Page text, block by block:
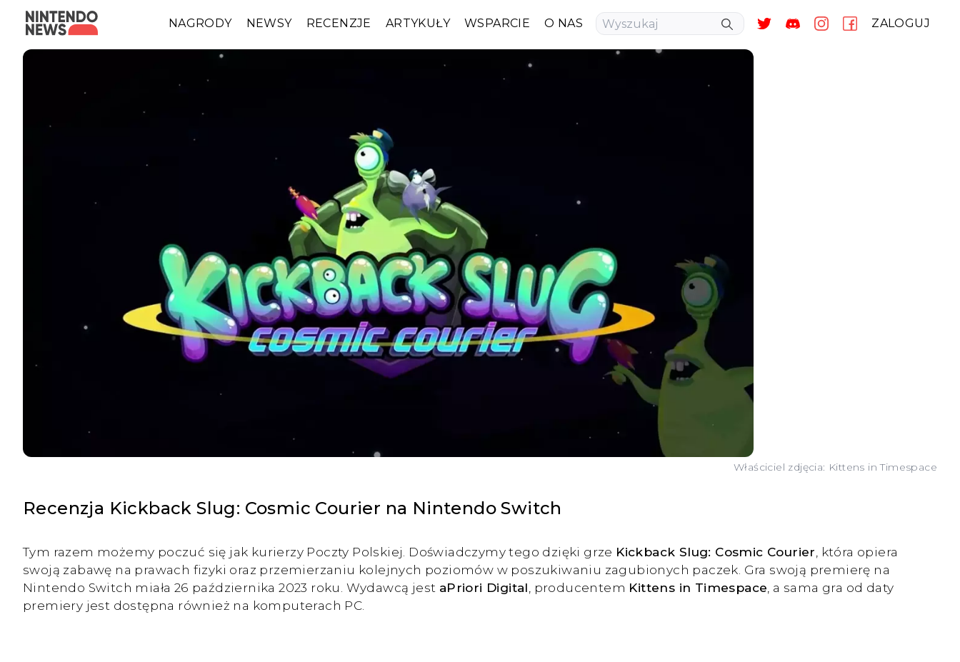
NAGRODY NEWSY RECENZJE ARTYKUŁY WSPARCIE O NAS ZALOGUJ
Właściciel zdjęcia: Kittens in Timespace
Recenzja Kickback Slug: Cosmic Courier na Nintendo Switch
Tym razem możemy poczuć się jak kurierzy Poczty Polskiej. Doświadczymy tego dzięki grze Kickback Slug: Cosmic Courier , która opiera
swoją zabawę na prawach fizyki oraz przemierzaniu kolejnych poziomów w poszukiwaniu zagubionych paczek. Gra swoją premierę na
Nintendo Switch miała 26 października 2023 roku. Wydawcą jest aPriori Digital , producentem Kittens in Timespace , a sama gra od daty
premiery jest dostępna również na komputerach PC.